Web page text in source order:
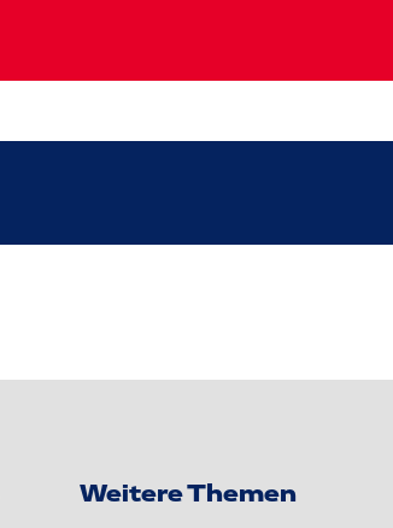
Weitere Themen